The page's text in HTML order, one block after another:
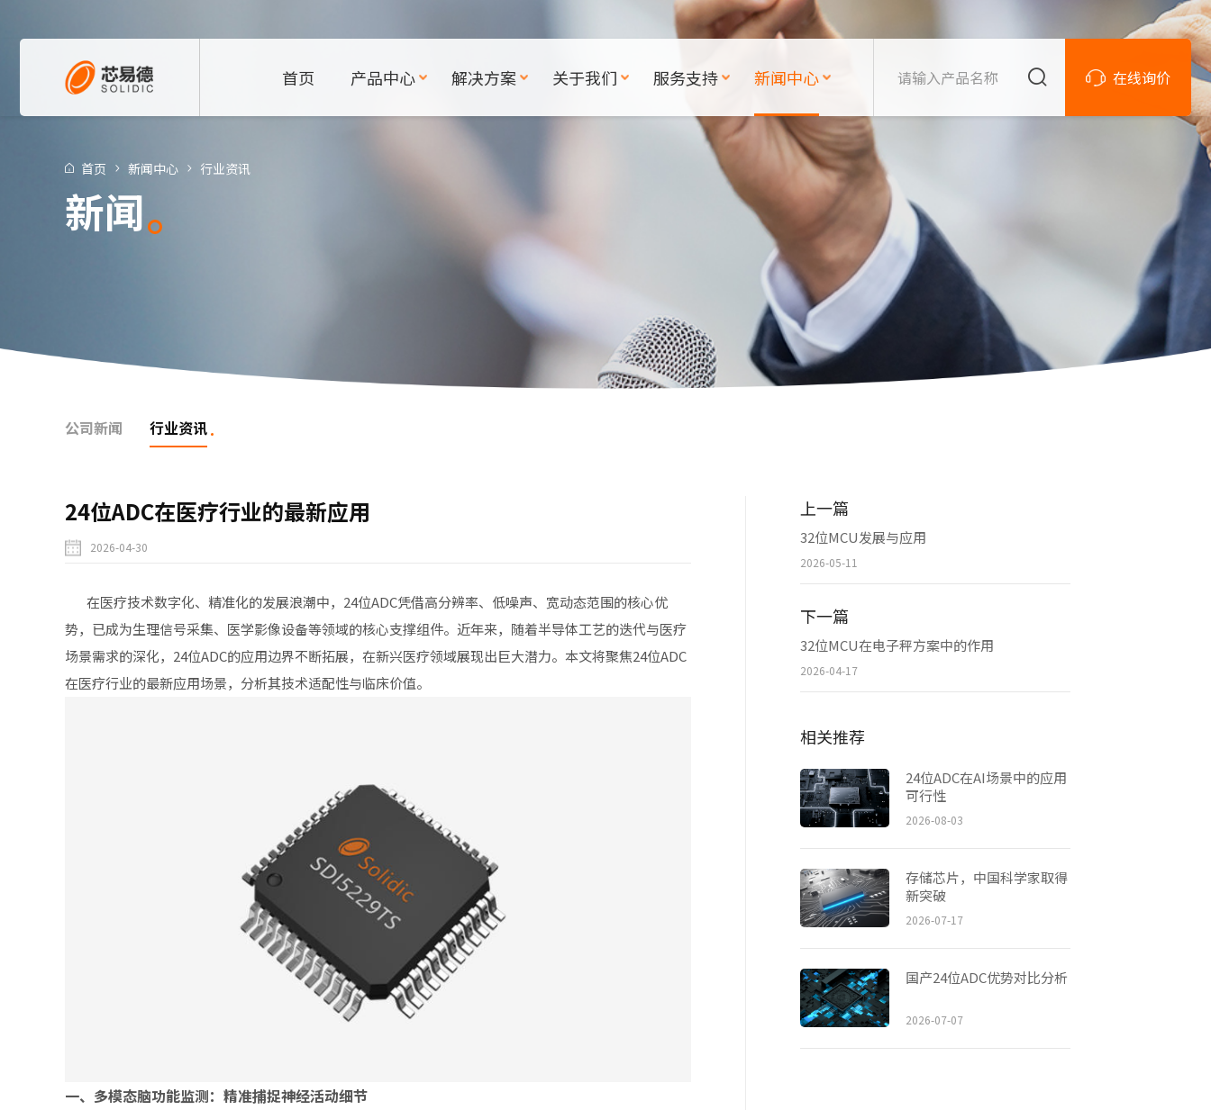
在线询价
首页 产品中心 解决方案 关于我们 服务支持 新闻中心
首页 新闻中心 行业资讯
新闻
公司新闻 行业资讯
24位ADC在医疗行业的最新应用
2026-04-30
在医疗技术数字化、精准化的发展浪潮中， 24位ADC凭借高分辨率、低噪声、宽动态范围的核心优
势，已成为生理信号采集、医学影像设备等领域的核心支撑组件。近年来，随着半导体工艺的迭代与医疗
场景需求的深化，24位ADC的应用边界不断拓展，在新兴医疗领域展现出巨大潜力。本文将聚焦24位ADC
在医疗行业的最新应用场景，分析其技术适配性与临床价值。
一、 多模态脑功能监测：精准捕捉神经活动细节
上一篇
32位MCU发展与应用
2026-05-11
下一篇
32位MCU在电子秤方案中的作用
2026-04-17
相关推荐
24位ADC在AI场景中的应用
可行性
2026-08-03
存储芯片，中国科学家取得
新突破
2026-07-17
国产24位ADC优势对比分析
2026-07-07